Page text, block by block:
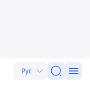
Рус